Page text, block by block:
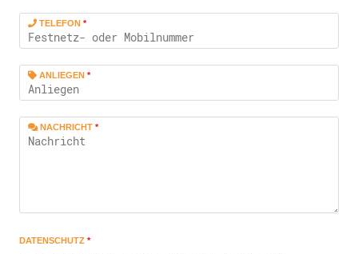
TELEFON *
ANLIEGEN *
NACHRICHT *
DATENSCHUTZ *